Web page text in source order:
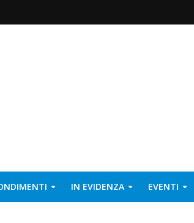
IN EVIDENZA EVENTI